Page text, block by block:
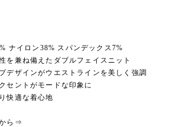
ナイロン38% スパンデックス7%
を兼ね備えたダブルフェイスニット
デザインがウエストラインを美しく強調
セントがモードな印象に
快適な着心地
ら⇒